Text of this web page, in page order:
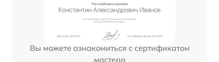
Вы можете ознакомиться с сертификатом
мастера